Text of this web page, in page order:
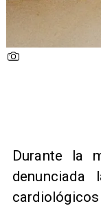
Durante la
denunciada